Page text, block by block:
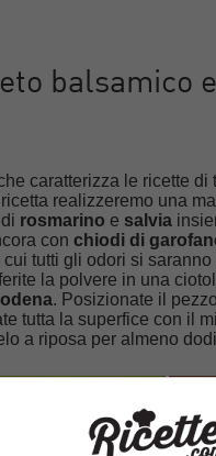
balsamico
caratterizza le ricette di
realizzeremo una
rosmarino e salvia
conchiodi di
tutti gli odori si
la polvere in una
. Posizionate il
tutta la superfice con il
a riposa per almeno